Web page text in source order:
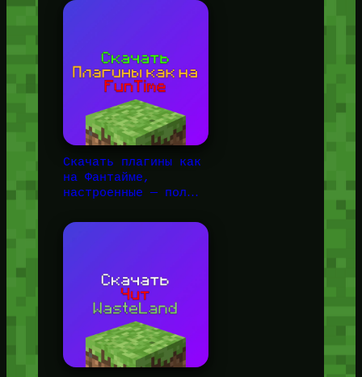
Скачать плагины как
на Фантайме,
настроенные — пол…